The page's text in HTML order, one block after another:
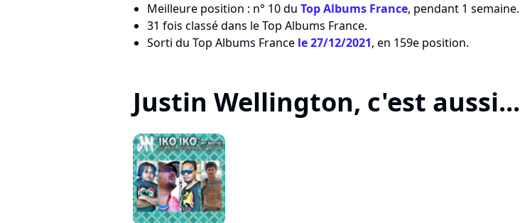
Meilleure position : n° 10 du Top Albums France, pendant 1 semaine.
31 fois classé dans le Top Albums France.
Sorti du Top Albums France le 27/12/2021, en 159e position.
Justin Wellington, c'est aussi...